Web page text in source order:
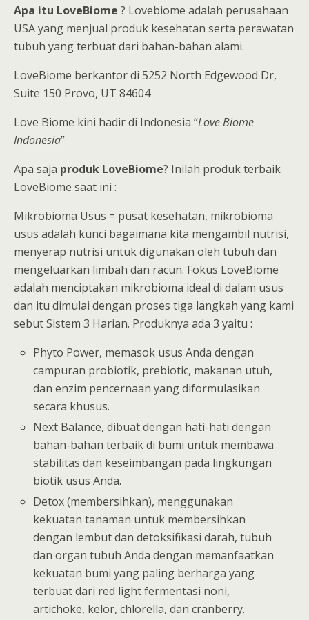
Apa itu LoveBiome ? Lovebiome adalah perusahaan
USA yang menjual produk kesehatan serta perawatan
tubuh yang terbuat dari bahan-bahan alami.
LoveBiome berkantor di 5252 North Edgewood Dr,
Suite 150 Provo, UT 84604
Love Biome kini hadir di Indonesia “Love Biome
Indonesia”
Apa saja produk LoveBiome? Inilah produk terbaik
LoveBiome saat ini :
Mikrobioma Usus = pusat kesehatan, mikrobioma
usus adalah kunci bagaimana kita mengambil nutrisi,
menyerap nutrisi untuk digunakan oleh tubuh dan
mengeluarkan limbah dan racun. Fokus LoveBiome
adalah menciptakan mikrobioma ideal di dalam usus
dan itu dimulai dengan proses tiga langkah yang kami
sebut Sistem 3 Harian. Produknya ada 3 yaitu :
Phyto Power, memasok usus Anda dengan
campuran probiotik, prebiotic, makanan utuh,
dan enzim pencernaan yang diformulasikan
secara khusus.
Next Balance, dibuat dengan hati-hati dengan
bahan-bahan terbaik di bumi untuk membawa
stabilitas dan keseimbangan pada lingkungan
biotik usus Anda.
Detox (membersihkan), menggunakan
kekuatan tanaman untuk membersihkan
dengan lembut dan detoksifikasi darah, tubuh
dan organ tubuh Anda dengan memanfaatkan
kekuatan bumi yang paling berharga yang
terbuat dari red light fermentasi noni,
artichoke, kelor, chlorella, dan cranberry.